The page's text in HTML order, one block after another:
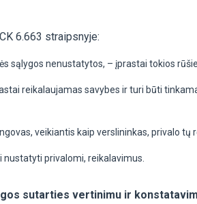
6.663 straipsnyje:
sąlygos nenustatytos, – įprastai tokios
reikalaujamas savybes ir turi būti
veikiantis kaip verslininkas, privalo tų
privalomi, reikalavimus.
sutarties vertinimu ir